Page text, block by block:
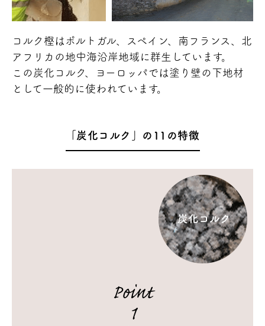
コルク樫はポルトガル、スペイン、南フランス、北
アフリカの地中海沿岸地域に群生しています。
この炭化コルク、ヨーロッパでは塗り壁の下地材
として一般的に使われています。
「炭化コルク」の11の特徴
Point
1